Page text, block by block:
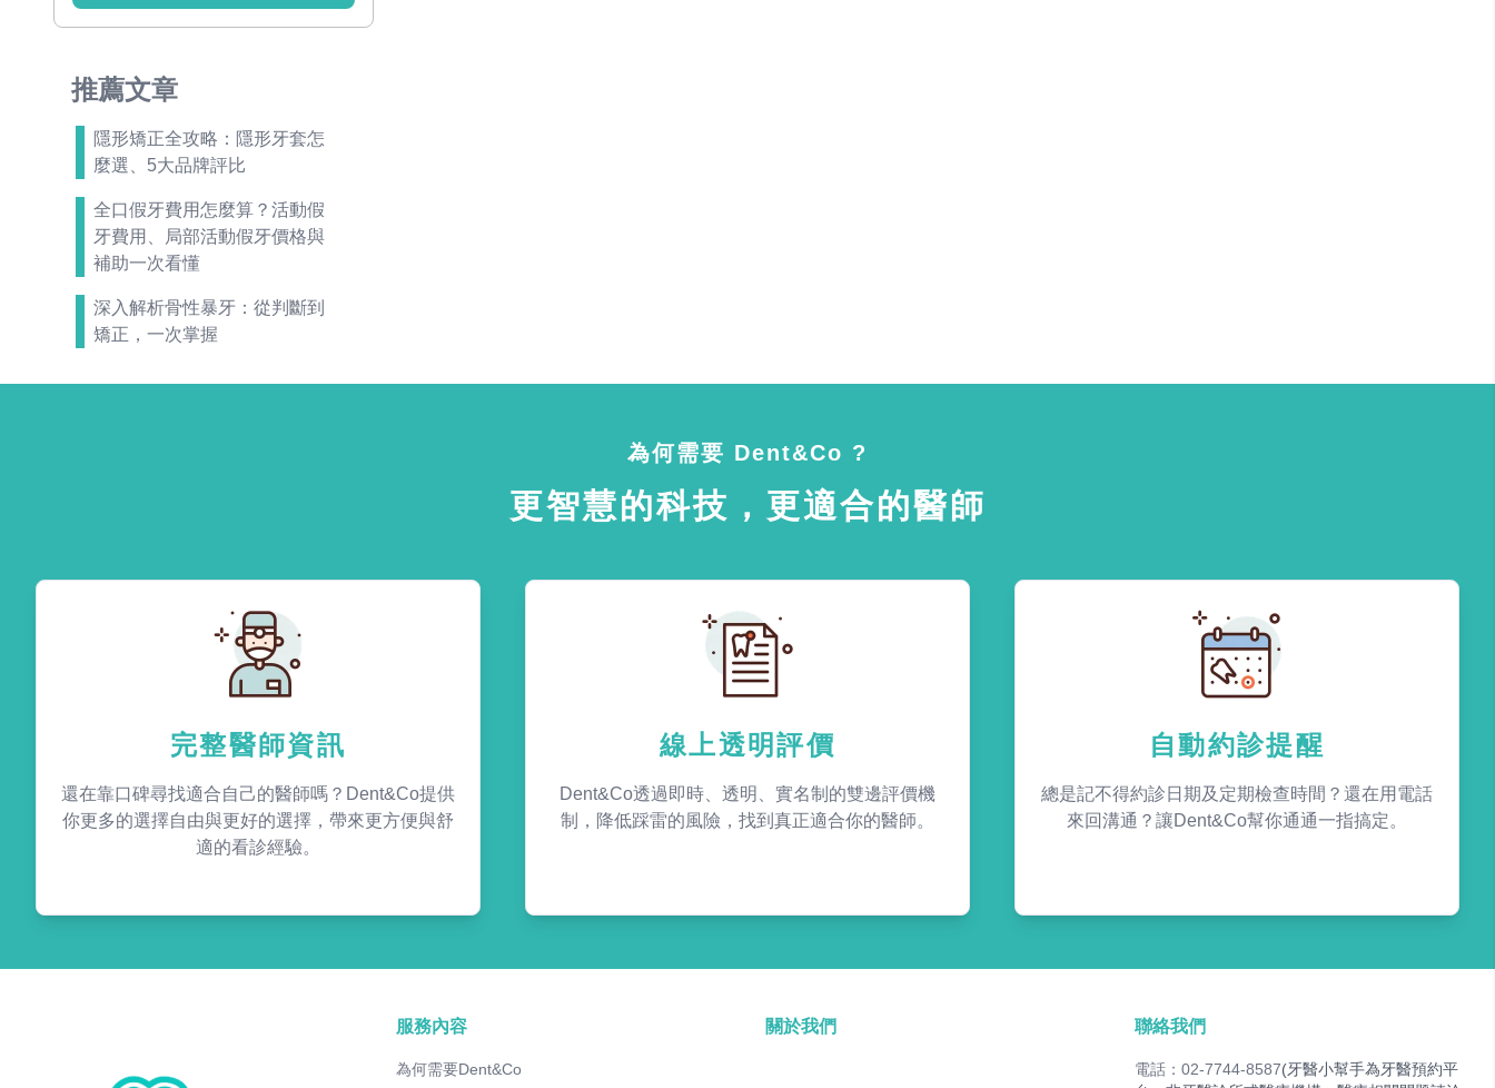
推薦文章
隱形矯正全攻略：隱形牙套怎
麼選、5大品牌評比
全口假牙費用怎麼算？活動假
牙費用、局部活動假牙價格與
補助一次看懂
深入解析骨性暴牙：從判斷到
矯正，一次掌握
為何需要 Dent&Co ?
更智慧的科技，更適合的醫師
完整醫師資訊
還在靠口碑尋找適合自己的醫師嗎？Dent&Co提供
你更多的選擇自由與更好的選擇，帶來更方便與舒
適的看診經驗。
線上透明評價
Dent&Co透過即時、透明、實名制的雙邊評價機
制，降低踩雷的風險，找到真正適合你的醫師。
自動約診提醒
總是記不得約診日期及定期檢查時間？還在用電話
來回溝通？讓Dent&Co幫你通通一指搞定。
服務內容
為何需要Dent&Co
關於我們 聯絡我們
電話：02-7744-8587(牙醫小幫手為牙醫預約平